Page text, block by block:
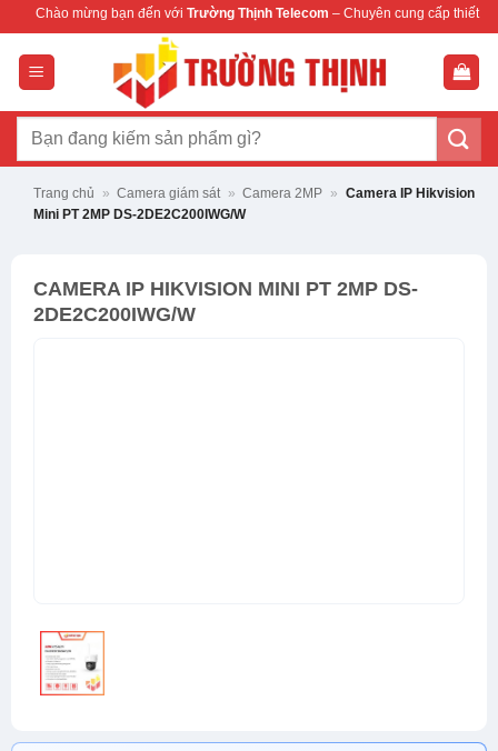
dung
bạn đến vớiTrường Thịnh Telecom– Chuyên cung cấp thiết bị mạng &
Tìm
Trang chủ » Camera giám sát » Camera 2MP » Camera IP Hikvision
Mini PT 2MP DS-2DE2C200IWG/W
CAMERA IP HIKVISION MINI PT 2MP DS-
2DE2C200IWG/W